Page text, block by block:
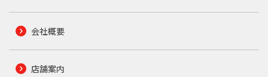
会社概要
店舗案内